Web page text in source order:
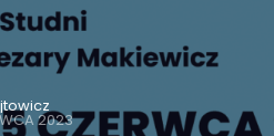
2023